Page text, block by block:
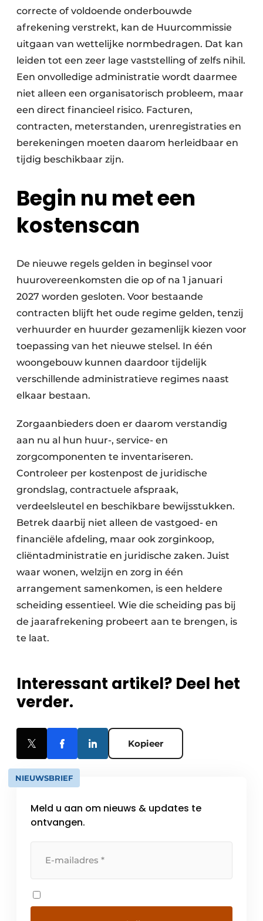
correcte of voldoende onderbouwde
afrekening verstrekt, kan de Huurcommissie
uitgaan van wettelijke normbedragen. Dat kan
leiden tot een zeer lage vaststelling of zelfs nihil.
Een onvolledige administratie wordt daarmee
niet alleen een organisatorisch probleem, maar
een direct financieel risico. Facturen,
contracten, meterstanden, urenregistraties en
berekeningen moeten daarom herleidbaar en
tijdig beschikbaar zijn.
Begin nu met een
kostenscan
De nieuwe regels gelden in beginsel voor
huurovereenkomsten die op of na 1 januari
2027 worden gesloten. Voor bestaande
contracten blijft het oude regime gelden, tenzij
verhuurder en huurder gezamenlijk kiezen voor
toepassing van het nieuwe stelsel. In één
woongebouw kunnen daardoor tijdelijk
verschillende administratieve regimes naast
elkaar bestaan.
Zorgaanbieders doen er daarom verstandig
aan nu al hun huur-, service- en
zorgcomponenten te inventariseren.
Controleer per kostenpost de juridische
grondslag, contractuele afspraak,
verdeelsleutel en beschikbare bewijsstukken.
Betrek daarbij niet alleen de vastgoed- en
financiële afdeling, maar ook zorginkoop,
cliëntadministratie en juridische zaken. Juist
waar wonen, welzijn en zorg in één
arrangement samenkomen, is een heldere
scheiding essentieel. Wie die scheiding pas bij
de jaarafrekening probeert aan te brengen, is
te laat.
Interessant artikel? Deel het
verder.
Kopieer
NIEUWSBRIEF
Meld u aan om nieuws & updates te
ontvangen.